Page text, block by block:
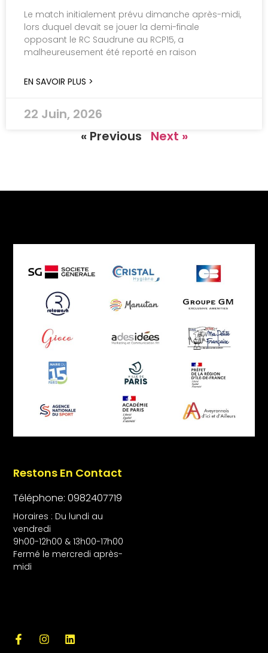
Le match initialement prévu dimanche après-midi,
lors duquel devait se jouer la demi-finale
opposant le RC Saudrune au RCP15, a
malheureusement été reporté en raison
EN SAVOIR PLUS >
22 Juin, 2026
« Previous
Next »
Restons En Contact
Téléphone: 0982407719
Horaires : Du lundi au
vendredi
9h00-12h00 & 13h00-17h00
Fermé le mercredi après-
midi